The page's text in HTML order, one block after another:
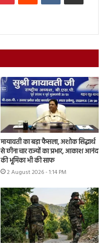
मायावती का बड़ा फैसला, अशोक सिद्धार्थ
से छीना चार राज्यों का प्रभार, आकाश आनंद
की भूमिका भी की साफ
2 August 2026 - 1:14 PM